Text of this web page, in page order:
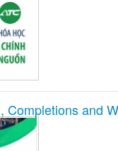
Completions and